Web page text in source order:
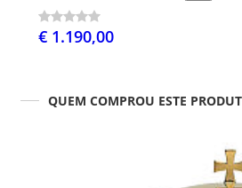
€ 1.190,00
QUEM COMPROU ESTE